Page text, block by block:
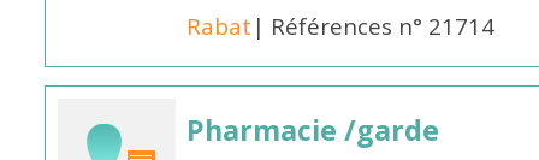
Rabat | Références n° 21714
Pharmacie /garde